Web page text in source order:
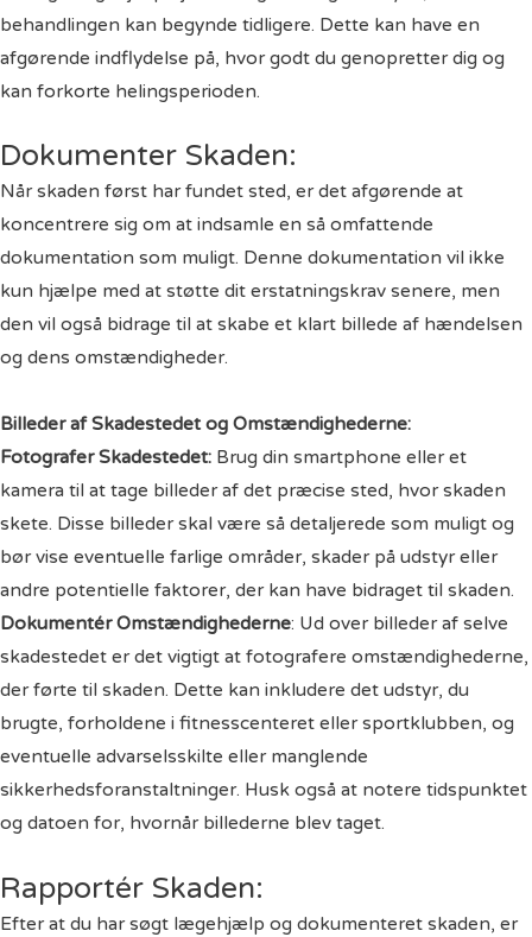
behandlingen kan begynde tidligere. Dette kan have en
afgørende indflydelse på, hvor godt du genopretter dig og
kan forkorte helingsperioden.
Dokumenter Skaden:
Når skaden først har fundet sted, er det afgørende at
koncentrere sig om at indsamle en så omfattende
dokumentation som muligt. Denne dokumentation vil ikke
kun hjælpe med at støtte dit erstatningskrav senere, men
den vil også bidrage til at skabe et klart billede af hændelsen
og dens omstændigheder.
Billeder af Skadestedet og Omstændighederne:
Fotografer Skadestedet: Brug din smartphone eller et
kamera til at tage billeder af det præcise sted, hvor skaden
skete. Disse billeder skal være så detaljerede som muligt og
bør vise eventuelle farlige områder, skader på udstyr eller
andre potentielle faktorer, der kan have bidraget til skaden.
Dokumentér Omstændighederne: Ud over billeder af selve
skadestedet er det vigtigt at fotografere omstændighederne,
der førte til skaden. Dette kan inkludere det udstyr, du
brugte, forholdene i fitnesscenteret eller sportklubben, og
eventuelle advarselsskilte eller manglende
sikkerhedsforanstaltninger. Husk også at notere tidspunktet
og datoen for, hvornår billederne blev taget.
Rapportér Skaden:
Efter at du har søgt lægehjælp og dokumenteret skaden, er